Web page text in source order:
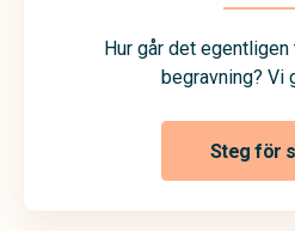
Hur går det
begravning? Vi
Steg för